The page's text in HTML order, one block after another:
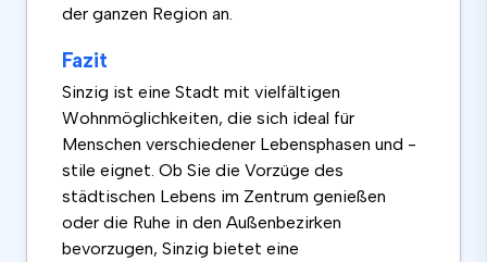
der ganzen Region an.
Fazit
Sinzig ist eine Stadt mit vielfältigen
Wohnmöglichkeiten, die sich ideal für
Menschen verschiedener Lebensphasen und -
stile eignet. Ob Sie die Vorzüge des
städtischen Lebens im Zentrum genießen
oder die Ruhe in den Außenbezirken
bevorzugen, Sinzig bietet eine